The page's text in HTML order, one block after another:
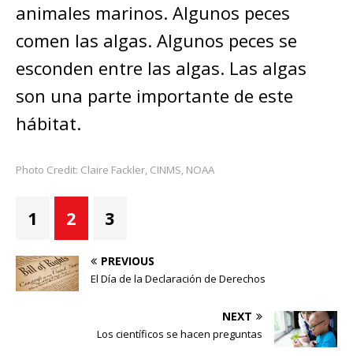
animales marinos. Algunos peces
comen las algas. Algunos peces se
esconden entre las algas. Las algas
son una parte importante de este
hábitat.
Photo Credit: Claire Fackler, CINMS, NOAA
1 2 3
PREVIOUS
El Día de la Declaración de Derechos
NEXT
Los científicos se hacen preguntas